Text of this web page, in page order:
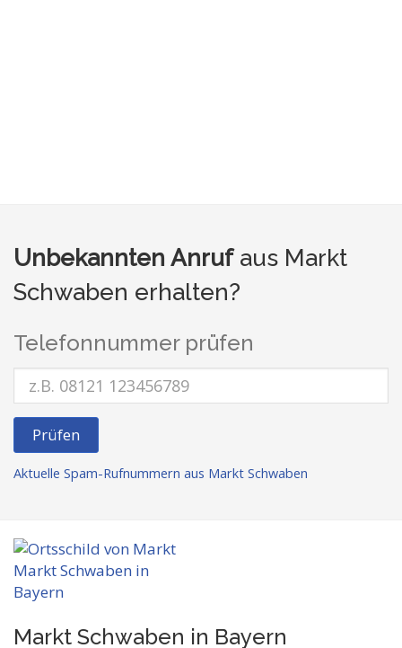
Unbekannten Anrufaus Markt
Schwaben erhalten?
Telefonnummer prüfen
Prüfen
Aktuelle Spam-Rufnummern aus Markt Schwaben
Markt Schwaben in Bayern